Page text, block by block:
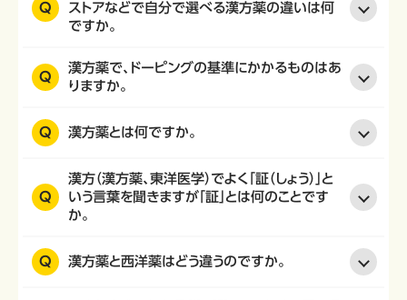
Q
ストアなどで自分で選べる漢方薬の違いは何
ですか。
Q
漢方薬で、ドーピングの基準にかかるものはあ
りますか。
Q 漢方薬とは何ですか。
Q
漢方（漢方薬、東洋医学）でよく「証（しょう）」と
いう言葉を聞きますが「証」とは何のことです
か。
Q 漢方薬と西洋薬はどう違うのですか。